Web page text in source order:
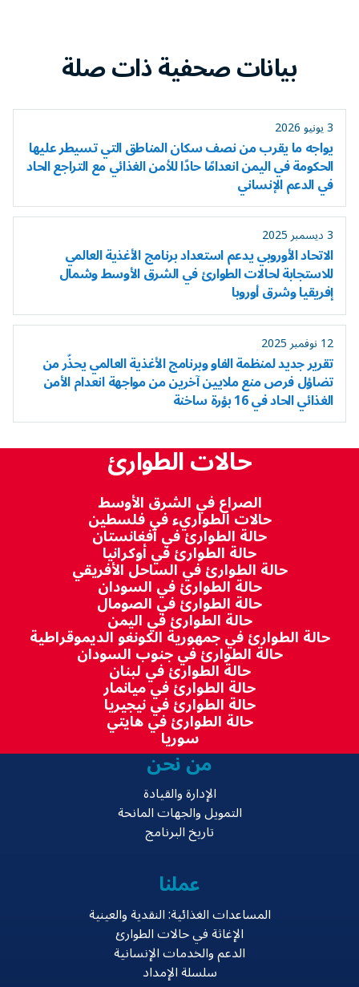
بيانات صحفية ذات صلة
3 يونيو 2026
يواجه ما يقرب من نصف سكان المناطق التي تسيطر عليها
الحكومة في اليمن انعدامًا حادًا للأمن الغذائي مع التراجع الحاد
في الدعم الإنساني
3 ديسمبر 2025
الاتحاد الأوروبي يدعم استعداد برنامج الأغذية العالمي
للاستجابة لحالات الطوارئ في الشرق الأوسط وشمال
إفريقيا وشرق أوروبا
12 نوفمبر 2025
تقرير جديد لمنظمة الفاو وبرنامج الأغذية العالمي يحذّر من
تضاؤل فرص منع ملايين آخرين من مواجهة انعدام الأمن
الغذائي الحاد في 16 بؤرة ساخنة
حالات الطوارئ
الصراع في الشرق الأوسط
حالات الطواريء في فلسطين
حالة الطوارئ في أفغانستان
حالة الطوارئ في أوكرانيا
حالة الطوارئ في الساحل الأفريقي
حالة الطوارئ في السودان
حالة الطوارئ في الصومال
حالة الطوارئ في اليمن
حالة الطوارئ في جمهورية الكونغو الديموقراطية
حالة الطوارئ في جنوب السودان
حالة الطوارئ في لبنان
حالة الطوارئ في ميانمار
حالة الطوارئ في نيجيريا
حالة الطوارئ في هايتي
سوريا
من نحن
الإدارة والقيادة
التمويل والجهات المانحة
تاريخ البرنامج
عملنا
المساعدات الغذائية: النقدية والعينية
الإغاثة في حالات الطوارئ
الدعم والخدمات الإنسانية
سلسلة الإمداد